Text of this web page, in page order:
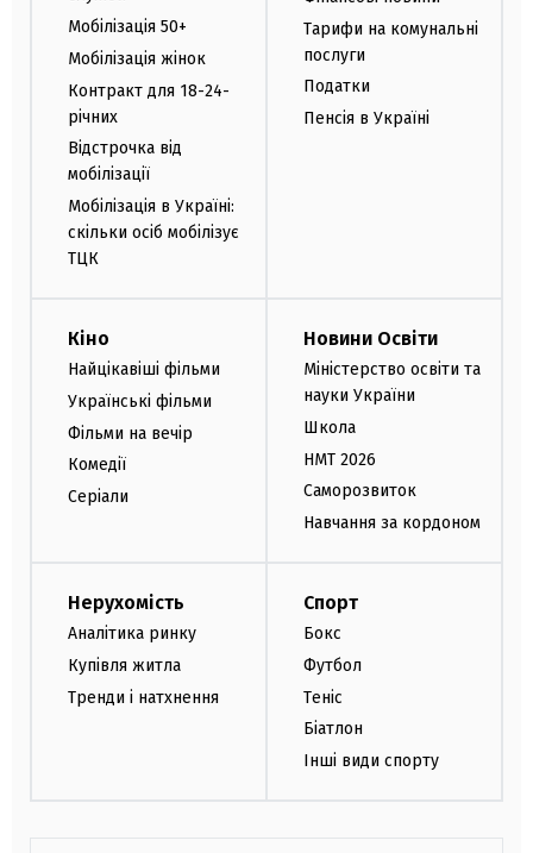
Мобілізація 50+
Мобілізація жінок
Контракт для 18-24-
річних
Відстрочка від
мобілізації
Мобілізація в Україні:
скільки осіб мобілізує
ТЦК
Тарифи на комунальні
послуги
Податки
Пенсія в Україні
Кіно
Найцікавіші фільми
Українські фільми
Фільми на вечір
Комедії
Серіали
Новини Освіти
Міністерство освіти та
науки України
Школа
НМТ 2026
Саморозвиток
Навчання за кордоном
Нерухомість
Аналітика ринку
Купівля житла
Тренди і натхнення
Спорт
Бокс
Футбол
Теніс
Біатлон
Інші види спорту